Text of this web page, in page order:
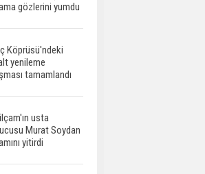
gözlerini yumdu
Köprüsü'ndeki
yenileme
tamamlandı
usta
Murat Soydan
yitirdi